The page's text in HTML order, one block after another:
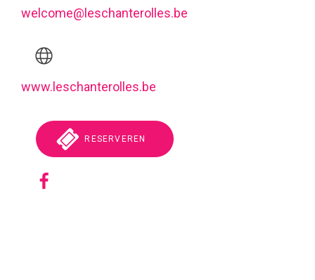
welcome@leschanterolles.be
www.leschanterolles.be
RESERVEREN